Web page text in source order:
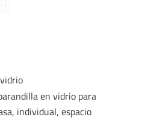
en vidrio para
individual, espacio